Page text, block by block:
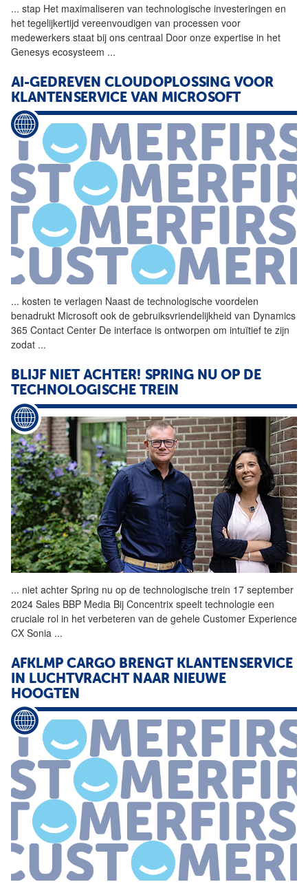
... stap Het maximaliseren van technologische investeringen en
het tegelijkertijd vereenvoudigen van processen voor
medewerkers staat bij ons centraal Door onze expertise in het
Genesys ecosysteem ...
AI-GEDREVEN CLOUDOPLOSSING VOOR
KLANTENSERVICE VAN MICROSOFT
... kosten te verlagen Naast de technologische voordelen
benadrukt Microsoft ook de gebruiksvriendelijkheid van Dynamics
365 Contact Center De interface is ontworpen om intuïtief te zijn
zodat ...
BLIJF NIET ACHTER! SPRING NU OP DE
TECHNOLOGISCHE TREIN
... niet achter Spring nu op de technologische trein 17 september
2024 Sales BBP Media Bij Concentrix speelt technologie een
cruciale rol in het verbeteren van de gehele Customer Experience
CX Sonia ...
AFKLMP CARGO BRENGT KLANTENSERVICE
IN LUCHTVRACHT NAAR NIEUWE
HOOGTEN